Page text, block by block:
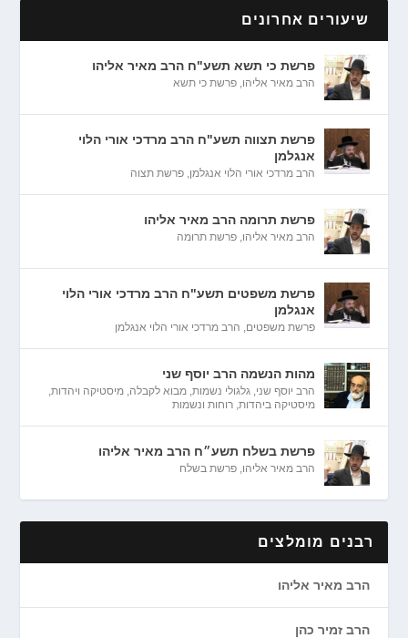
שיעורים אחרונים
פרשת כי תשא תשע"ח הרב מאיר אליהו
הרב מאיר אליהו ,פרשת כי תשא
פרשת תצווה תשע"ח הרב מרדכי אורי הלוי
אנגלמן
הרב מרדכי אורי הלוי אנגלמן ,פרשת תצוה
פרשת תרומה הרב מאיר אליהו
הרב מאיר אליהו ,פרשת תרומה
פרשת משפטים תשע"ח הרב מרדכי אורי הלוי
אנגלמן
פרשת משפטים הרב מרדכי אורי הלוי אנגלמן
מהות הנשמה הרב יוסף שני
הרב יוסף שני ,גלגולי נשמות ,מבוא לקבלה ,מיסטיקה ויהדות
מיסטיקה ביהדות ,רוחות ונשמות
פרשת בשלח תשע״ח הרב מאיר אליהו
הרב מאיר אליהו ,פרשת בשלח
רבנים מומלצים
הרב מאיר אליהו
הרב זמיר כהן